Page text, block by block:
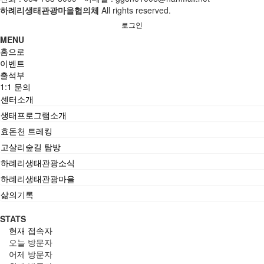
하례리생태관광마을협의체 All rights reserved.
로그인
MENU
홈으로
이벤트
출석부
1:1 문의
센터소개
생태프로그램소개
효돈천 트레킹
고살리숲길 탐방
하례리생태관광소식
하례리생태관광마을
삶의기록
STATS
현재 접속자
오늘 방문자
어제 방문자